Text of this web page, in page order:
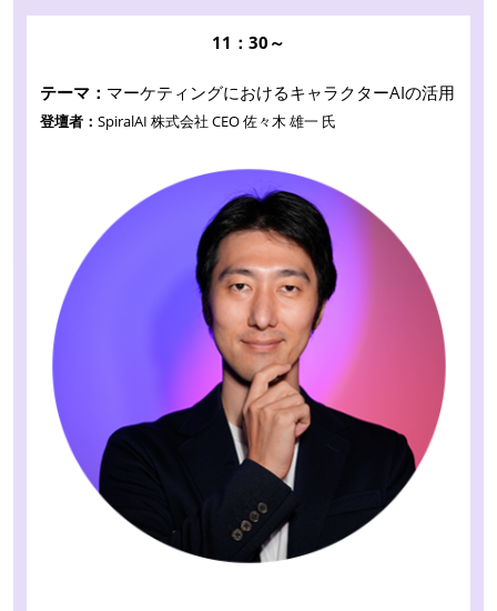
11：30～
テーマ： マーケティングにおけるキャラクターAIの活用
登壇者： SpiralAI 株式会社 CEO 佐々木 雄一 氏